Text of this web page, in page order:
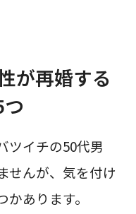
が再婚する
ツイチの50代男
せんが、気を付け
あります。